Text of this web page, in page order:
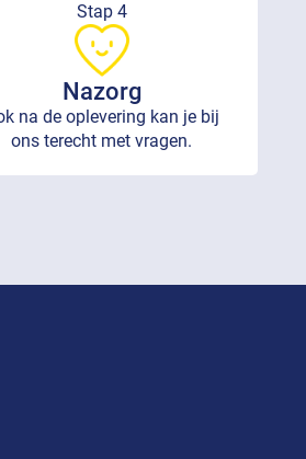
Stap 4
Nazorg
na de oplevering kan je bij
ons terecht met vragen.